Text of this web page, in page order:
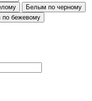
Белым по черному
по бежевому